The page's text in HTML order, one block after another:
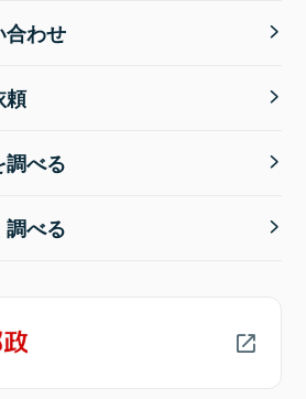
合わせ
頼
調べる
べる